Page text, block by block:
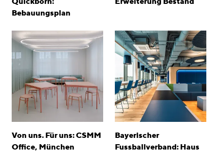
Awards
Karriere
Standorte
linkedininstagram
Deutsch
English
Bebauungsplan
Von uns. Für uns: CSMM
Office, München
Bayerischer
Fussballverband: Haus